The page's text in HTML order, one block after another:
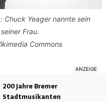
Chuck Yeager nannte sein
Frau.
Commons
200 Jahre Bremer
Stadtmusikanten